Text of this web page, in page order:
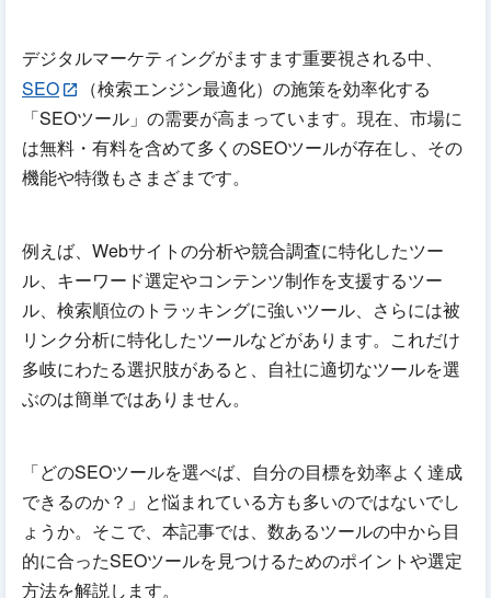
デジタルマーケティングがますます重要視される中、
SEO
（検索エンジン最適化）の施策を効率化する
「SEOツール」の需要が高まっています。現在、市場に
は無料・有料を含めて多くのSEOツールが存在し、その
機能や特徴もさまざまです。
例えば、Webサイトの分析や競合調査に特化したツー
ル、キーワード選定やコンテンツ制作を支援するツー
ル、検索順位のトラッキングに強いツール、さらには被
リンク分析に特化したツールなどがあります。これだけ
多岐にわたる選択肢があると、自社に適切なツールを選
ぶのは簡単ではありません。
「どのSEOツールを選べば、自分の目標を効率よく達成
できるのか？」と悩まれている方も多いのではないでし
ょうか。そこで、本記事では、数あるツールの中から目
的に合ったSEOツールを見つけるためのポイントや選定
方法を解説します。